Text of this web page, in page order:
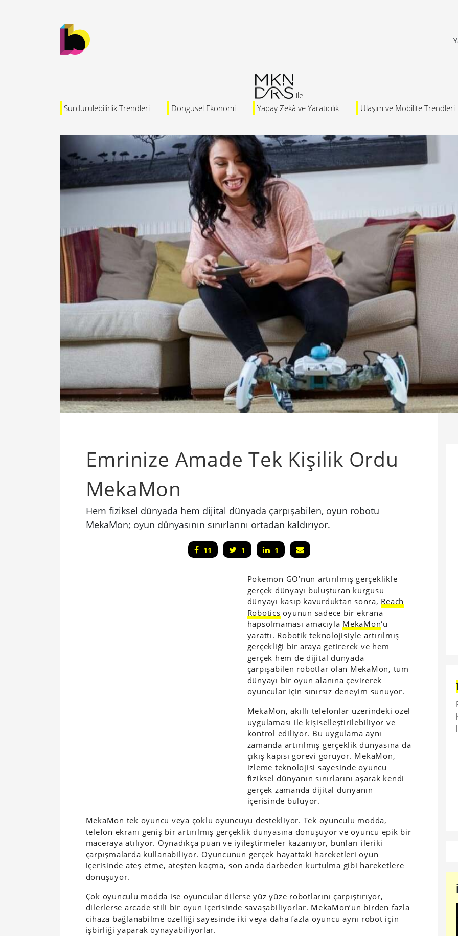
Sürdürülebilirlik Trendleri Döngüsel Ekonomi Yapay Zekâ ve Yaratıcılık Ulaşım ve Mobilite Trendleri
Emrinize Amade Tek Kişilik Ordu
MekaMon
Hem fiziksel dünyada hem dijital dünyada çarpışabilen, oyun robotu
MekaMon; oyun dünyasının sınırlarını ortadan kaldırıyor.
11 1 1
Pokemon GO’nun artırılmış gerçeklikle
gerçek dünyayı buluşturan kurgusu
dünyayı kasıp kavurduktan sonra, Reach
Robotics oyunun sadece bir ekrana
hapsolmaması amacıyla MekaMon‘u
yarattı. Robotik teknolojisiyle artırılmış
gerçekliği bir araya getirerek ve hem
gerçek hem de dijital dünyada
çarpışabilen robotlar olan MekaMon, tüm
dünyayı bir oyun alanına çevirerek
oyuncular için sınırsız deneyim sunuyor.
MekaMon, akıllı telefonlar üzerindeki özel
uygulaması ile kişiselleştirilebiliyor ve
kontrol ediliyor. Bu uygulama aynı
zamanda artırılmış gerçeklik dünyasına da
çıkış kapısı görevi görüyor. MekaMon,
izleme teknolojisi sayesinde oyuncu
fiziksel dünyanın sınırlarını aşarak kendi
gerçek zamanda dijital dünyanın
içerisinde buluyor.
MekaMon tek oyuncu veya çoklu oyuncuyu destekliyor. Tek oyunculu modda,
telefon ekranı geniş bir artırılmış gerçeklik dünyasına dönüşüyor ve oyuncu epik bir
maceraya atılıyor. Oynadıkça puan ve iyileştirmeler kazanıyor, bunları ileriki
çarpışmalarda kullanabiliyor. Oyuncunun gerçek hayattaki hareketleri oyun
içerisinde ateş etme, ateşten kaçma, son anda darbeden kurtulma gibi hareketlere
dönüşüyor.
Çok oyunculu modda ise oyuncular dilerse yüz yüze robotlarını çarpıştırıyor,
dilerlerse arcade stili bir oyun içerisinde savaşabiliyorlar. MekaMon’un birden fazla
cihaza bağlanabilme özelliği sayesinde iki veya daha fazla oyuncu aynı robot için
işbirliği yaparak oynayabiliyorlar.